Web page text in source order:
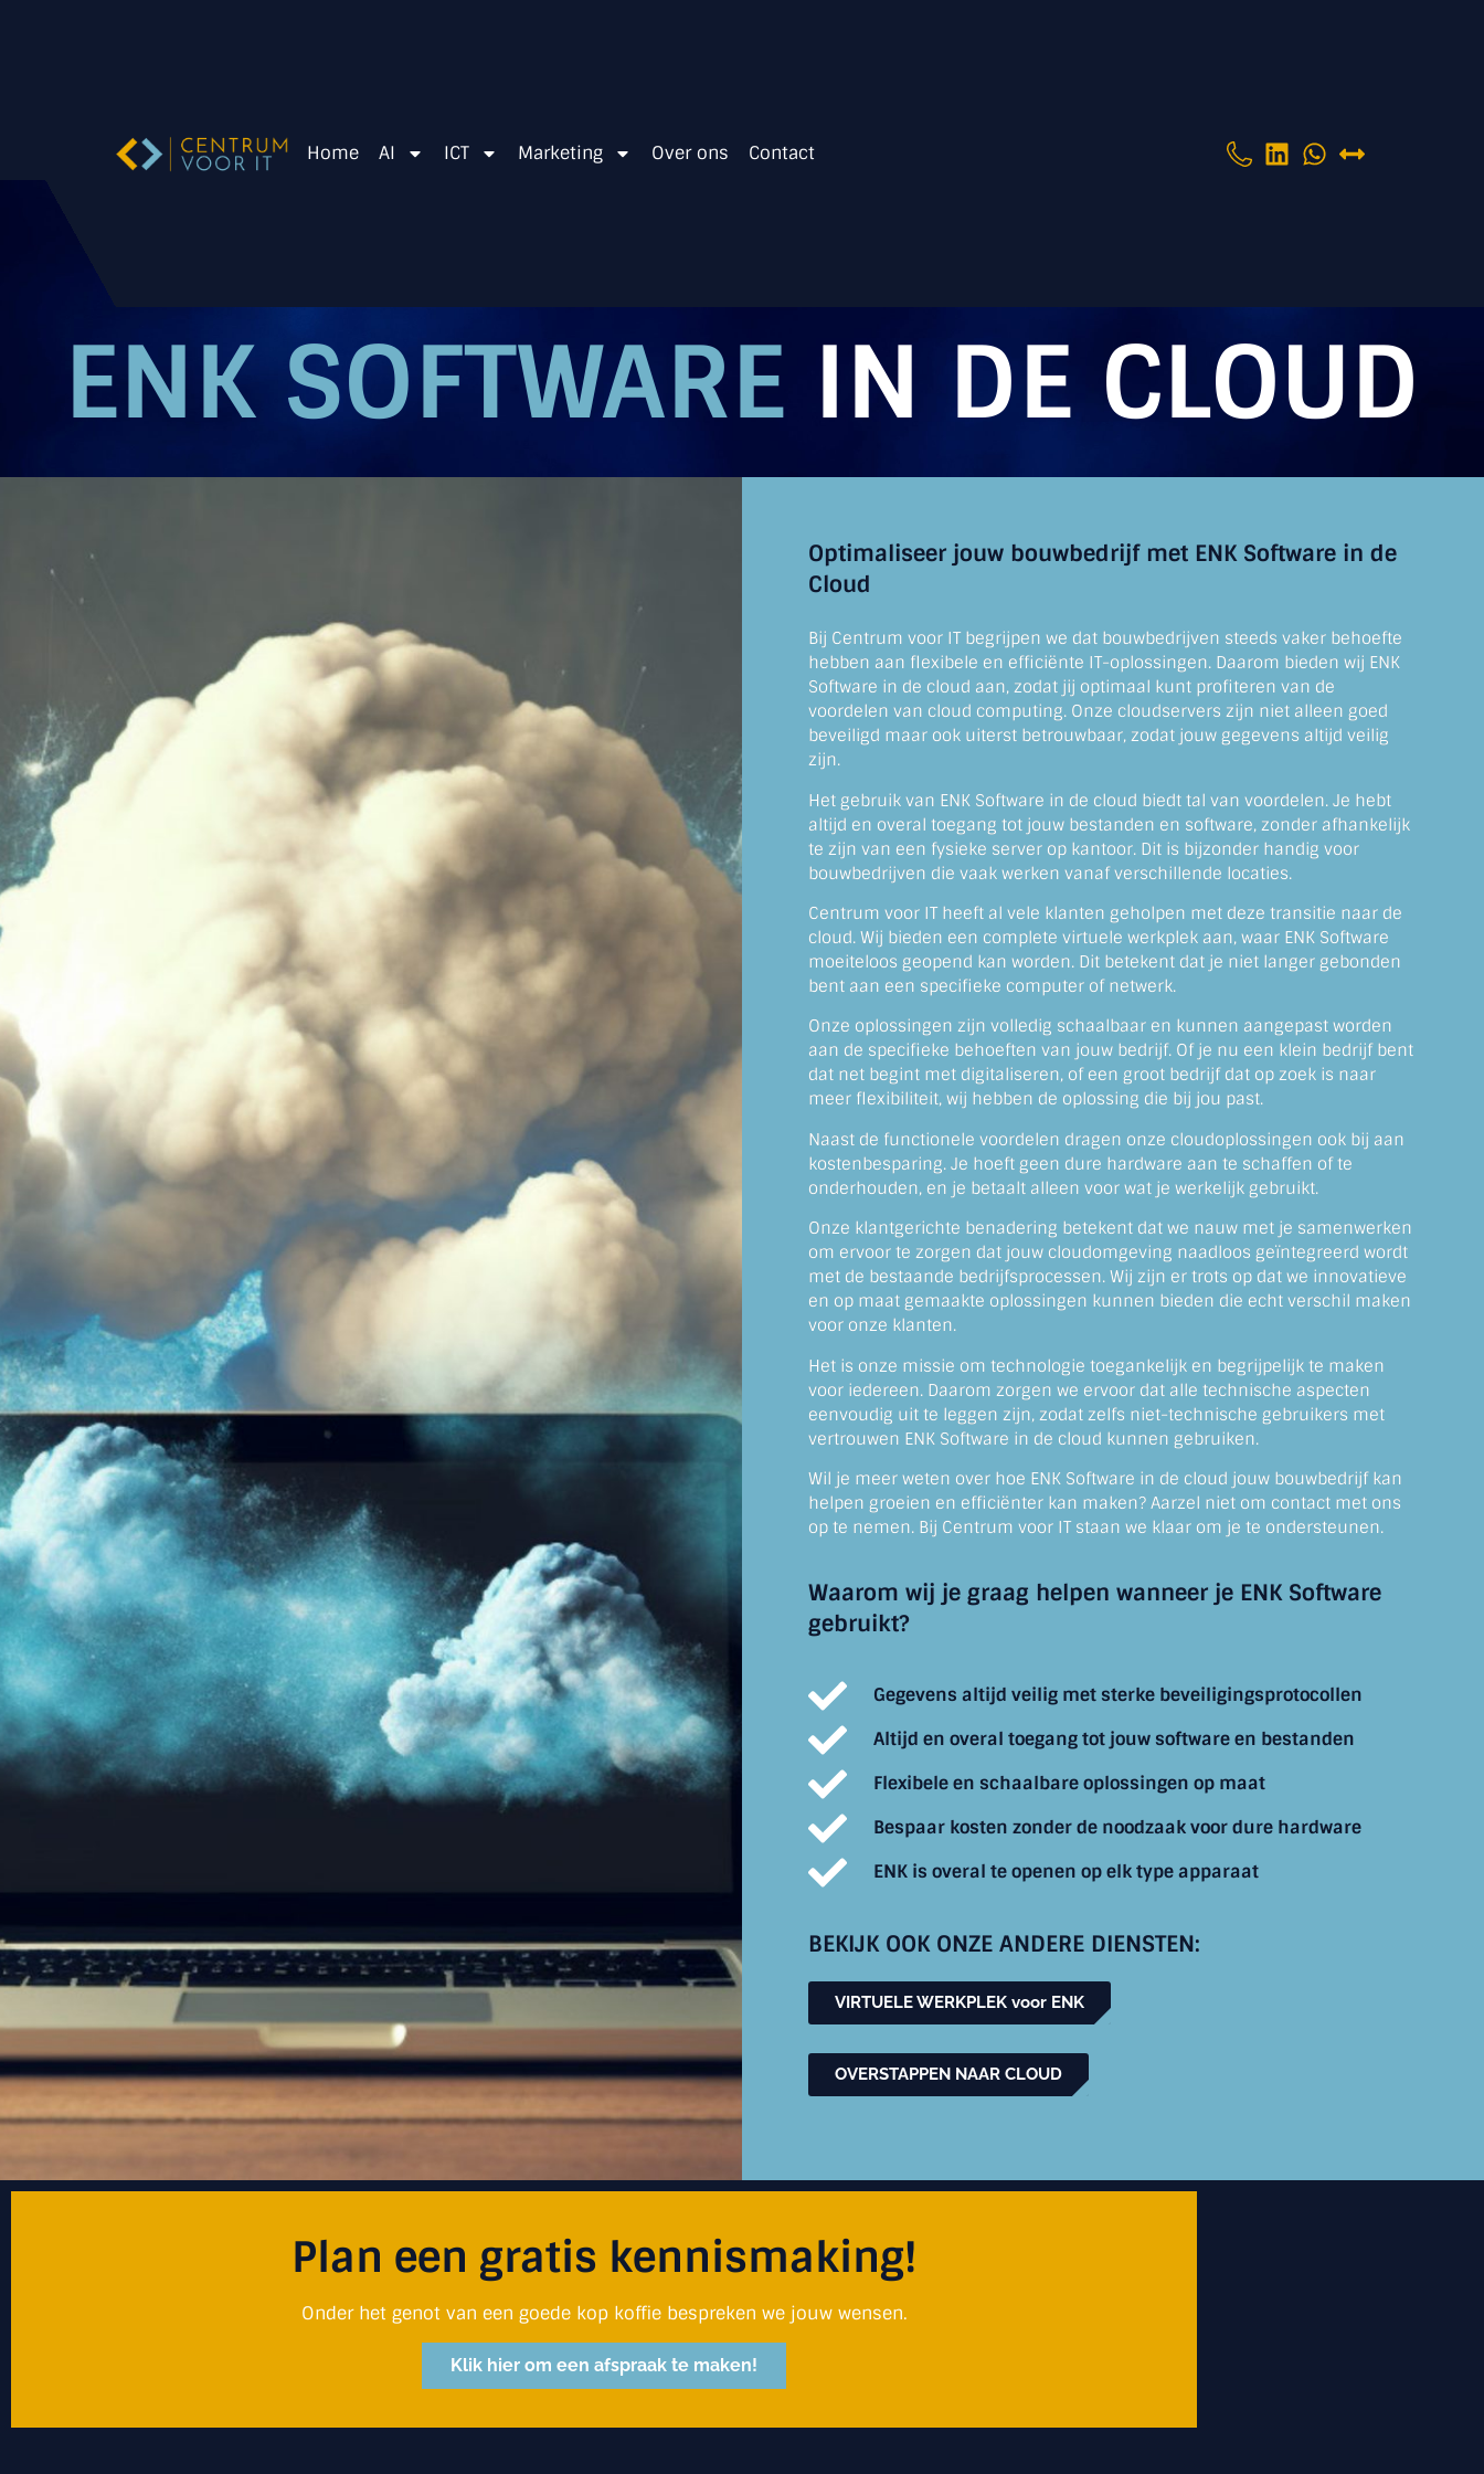
Home AI ICT Marketing Over ons Contact
ENK SOFTWARE IN DE CLOUD
Optimaliseer jouw bouwbedrijf met ENK Software in de
Cloud
Bij Centrum voor IT begrijpen we dat bouwbedrijven steeds vaker behoefte
hebben aan flexibele en efficiënte IT-oplossingen. Daarom bieden wij ENK
Software in de cloud aan, zodat jij optimaal kunt profiteren van de
voordelen van cloud computing. Onze cloudservers zijn niet alleen goed
beveiligd maar ook uiterst betrouwbaar, zodat jouw gegevens altijd veilig
zijn.
Het gebruik van ENK Software in de cloud biedt tal van voordelen. Je hebt
altijd en overal toegang tot jouw bestanden en software, zonder afhankelijk
te zijn van een fysieke server op kantoor. Dit is bijzonder handig voor
bouwbedrijven die vaak werken vanaf verschillende locaties.
Centrum voor IT heeft al vele klanten geholpen met deze transitie naar de
cloud. Wij bieden een complete virtuele werkplek aan, waar ENK Software
moeiteloos geopend kan worden. Dit betekent dat je niet langer gebonden
bent aan een specifieke computer of netwerk.
Onze oplossingen zijn volledig schaalbaar en kunnen aangepast worden
aan de specifieke behoeften van jouw bedrijf. Of je nu een klein bedrijf bent
dat net begint met digitaliseren, of een groot bedrijf dat op zoek is naar
meer flexibiliteit, wij hebben de oplossing die bij jou past.
Naast de functionele voordelen dragen onze cloudoplossingen ook bij aan
kostenbesparing. Je hoeft geen dure hardware aan te schaffen of te
onderhouden, en je betaalt alleen voor wat je werkelijk gebruikt.
Onze klantgerichte benadering betekent dat we nauw met je samenwerken
om ervoor te zorgen dat jouw cloudomgeving naadloos geïntegreerd wordt
met de bestaande bedrijfsprocessen. Wij zijn er trots op dat we innovatieve
en op maat gemaakte oplossingen kunnen bieden die echt verschil maken
voor onze klanten.
Het is onze missie om technologie toegankelijk en begrijpelijk te maken
voor iedereen. Daarom zorgen we ervoor dat alle technische aspecten
eenvoudig uit te leggen zijn, zodat zelfs niet-technische gebruikers met
vertrouwen ENK Software in de cloud kunnen gebruiken.
Wil je meer weten over hoe ENK Software in de cloud jouw bouwbedrijf kan
helpen groeien en efficiënter kan maken? Aarzel niet om contact met ons
op te nemen. Bij Centrum voor IT staan we klaar om je te ondersteunen.
Waarom wij je graag helpen wanneer je ENK Software
gebruikt?
Gegevens altijd veilig met sterke beveiligingsprotocollen
Altijd en overal toegang tot jouw software en bestanden
Flexibele en schaalbare oplossingen op maat
Bespaar kosten zonder de noodzaak voor dure hardware
ENK is overal te openen op elk type apparaat
BEKIJK OOK ONZE ANDERE DIENSTEN:
VIRTUELE WERKPLEK voor ENK
OVERSTAPPEN NAAR CLOUD
Plan een gratis kennismaking!
Onder het genot van een goede kop koffie bespreken we jouw wensen.
Klik hier om een afspraak te maken!